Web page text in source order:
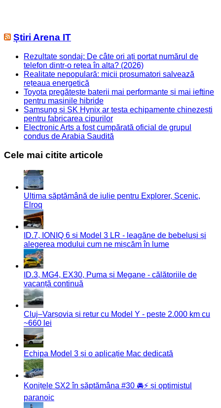
Știri Arena IT
Rezultate sondaj: De câte ori ați portat numărul de
telefon dintr-o rețea în alta? (2026)
Realitate nepopulară: micii prosumatori salvează
rețeaua energetică
Toyota pregătește baterii mai performante și mai ieftine
pentru mașinile hibride
Samsung și SK Hynix ar testa echipamente chinezești
pentru fabricarea cipurilor
Electronic Arts a fost cumpărată oficial de grupul
condus de Arabia Saudită
Cele mai citite articole
Ultima săptămână de iulie pentru Explorer, Scenic,
Elroq
ID.7, IONIQ 6 și Model 3 LR - leagăne de bebeluși și
alegerea modului cum ne mișcăm în lume
ID.3, MG4, EX30, Puma și Megane - călătoriile de
vacanță continuă
Cluj–Varșovia și retur cu Model Y - peste 2.000 km cu
~660 lei
Echipa Model 3 și o aplicație Mac dedicată
Konițele SX2 în săptămâna #30 🚘⚡️ și optimistul
paranoic